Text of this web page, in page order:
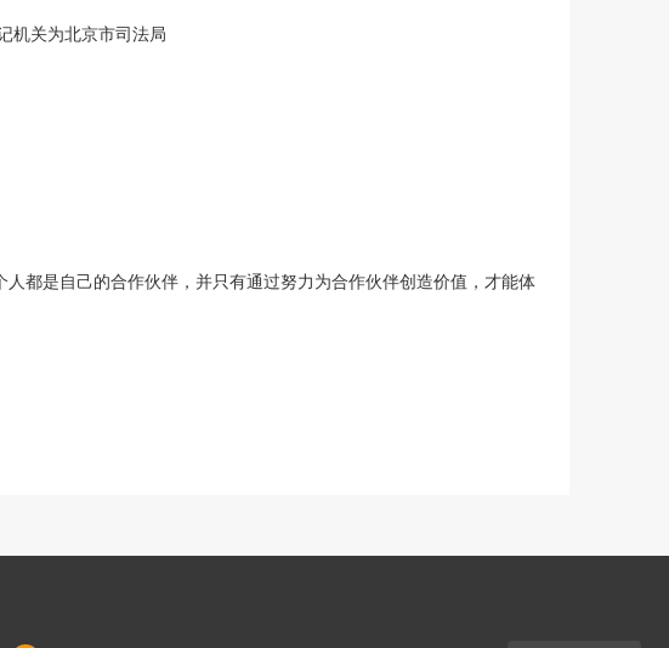
机关为北京市司法局
都是自己的合作伙伴，并只有通过努力为合作伙伴创造价值，才能体